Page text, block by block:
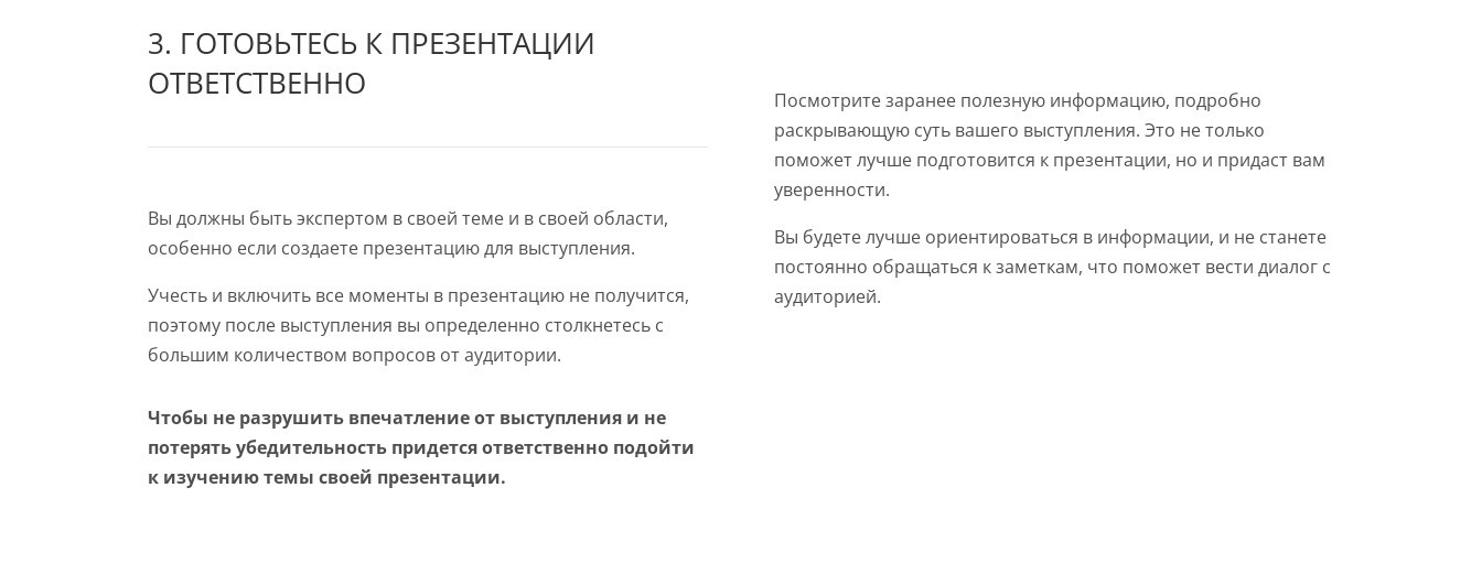
3. ГОТОВЬТЕСЬ К ПРЕЗЕНТАЦИИ
ОТВЕТСТВЕННО
Вы должны быть экспертом в своей теме и в своей области,
особенно если создаете презентацию для выступления.
Учесть и включить все моменты в презентацию не получится,
поэтому после выступления вы определенно столкнетесь с
большим количеством вопросов от аудитории.
Чтобы не разрушить впечатление от выступления и не
потерять убедительность придется ответственно подойти
к изучению темы своей презентации.
Посмотрите заранее полезную информацию, подробно
раскрывающую суть вашего выступления. Это не только
поможет лучше подготовится к презентации, но и придаст вам
уверенности.
Вы будете лучше ориентироваться в информации, и не станете
постоянно обращаться к заметкам, что поможет вести диалог с
аудиторией.